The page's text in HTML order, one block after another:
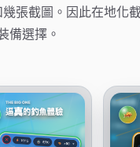
張截圖。因此在地化
備選擇。